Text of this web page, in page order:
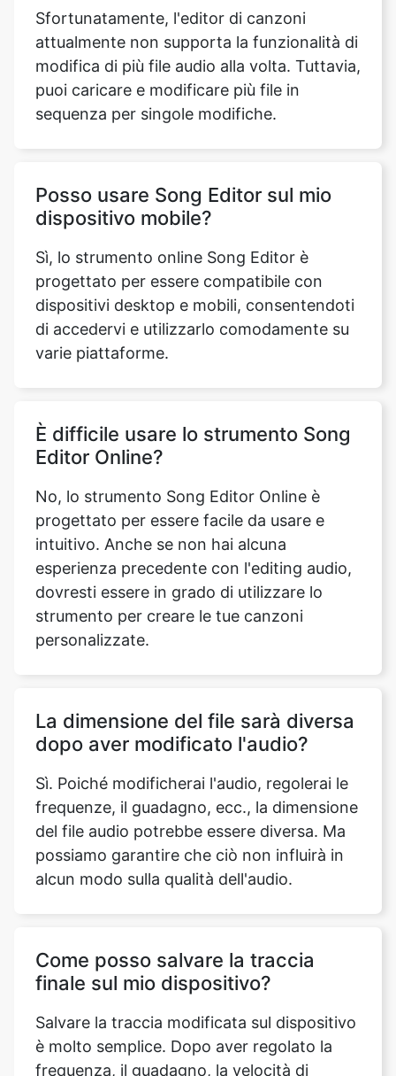
puoi caricare e modificare più file in
sequenza per singole modifiche.
Posso usare Song Editor sul mio
progettato per essere compatibile con
dispositivi desktop e mobili, consentendoti
di accedervi e utilizzarlo comodamente su
varie piattaforme.
È difficile usare lo strumento Song
progettato per essere facile da usare e
intuitivo. Anche se non hai alcuna
esperienza precedente con l'editing audio,
dovresti essere in grado di utilizzare lo
strumento per creare le tue canzoni
personalizzate.
La dimensione del file sarà diversa
frequenze, il guadagno, ecc., la dimensione
del file audio potrebbe essere diversa. Ma
possiamo garantire che ciò non influirà in
alcun modo sulla qualità dell'audio.
Come posso salvare la traccia
è molto semplice. Dopo aver regolato la
frequenza, il guadagno, la velocità di
riproduzione o tagliato l'audio in base alle
tue esigenze, tutto ciò che devi fare è
premere il pulsante «Download». In questo